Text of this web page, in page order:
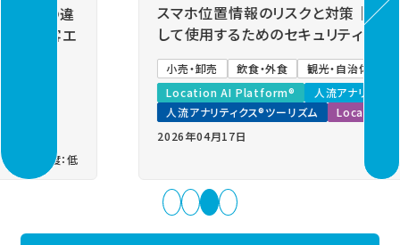
スマホ位置情報のリスクと対策｜位置情報を安心
して使用するためのセキュリティ設定とは？
飲食・外食 観光・自治体
基礎知識
Location AI Platform®
人流アナリティクス®
人流アナリティクス®ツーリズム
Location Data Service